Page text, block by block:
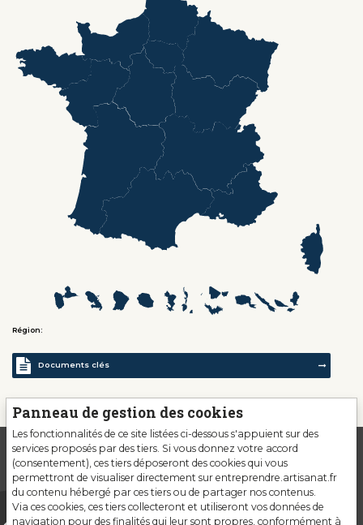
Région:
Documents clés
Panneau de gestion des cookies
Les fonctionnalités de ce site listées ci-dessous s'appuient sur des
services proposés par des tiers. Si vous donnez votre accord
(consentement), ces tiers déposeront des cookies qui vous
permettront de visualiser directement sur entreprendre.artisanat.fr
du contenu hébergé par ces tiers ou de partager nos contenus.
Via ces cookies, ces tiers collecteront et utiliseront vos données de
navigation pour des finalités qui leur sont propres, conformément à